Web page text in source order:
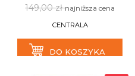
149,00 złnajniższa cena
CENTRALA
DO KOSZYKA